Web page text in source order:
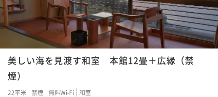
美しい海を見渡す和室 本館12畳＋広縁（禁
煙）
22平米 禁煙 無料Wi-Fi 和室